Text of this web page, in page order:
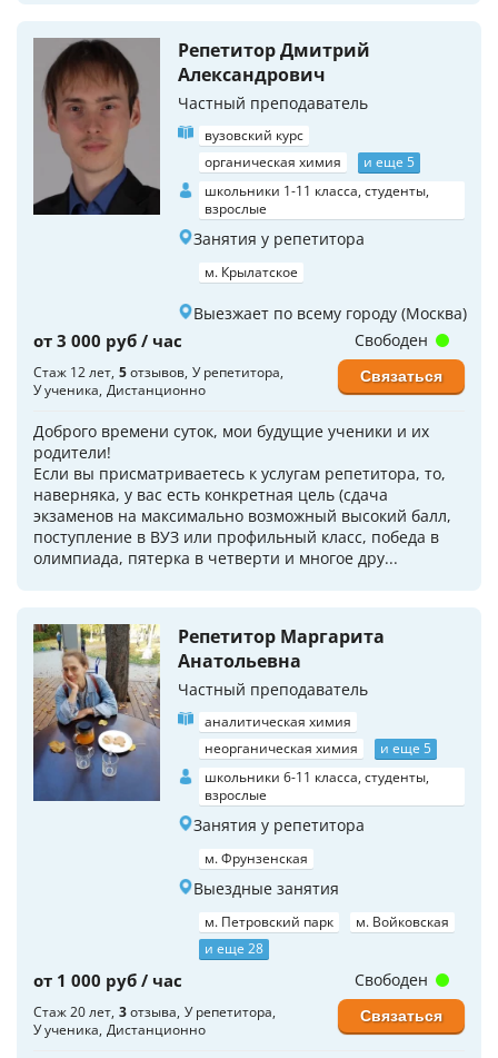
Репетитор Дмитрий
Александрович
Частный преподаватель
вузовский курс
органическая химия
и еще 5
школьники 1-11 класса, студенты,
взрослые
Занятия у репетитора
м. Крылатское
Выезжает по всему городу (Москва)
от 3 000 руб / час
Стаж 12 лет 5отзывов У репетитора
У ученика Дистанционно
Доброго времени суток, мои будущие ученики и их
родители!
Если вы присматриваетесь к услугам репетитора, то,
наверняка, у вас есть конкретная цель (сдача
экзаменов на максимально возможный высокий балл,
поступление в ВУЗ или профильный класс, победа в
олимпиада, пятерка в четверти и многое дру...
Свободен
Связаться
Репетитор Маргарита
Анатольевна
Частный преподаватель
аналитическая химия
неорганическая химия
и еще 5
школьники 6-11 класса, студенты,
взрослые
Занятия у репетитора
м. Фрунзенская
Выездные занятия
м. Петровский парк
м. Войковская
и еще 28
от 1 000 руб / час
Стаж 20 лет 3отзыва У репетитора
У ученика Дистанционно
Свободен
Связаться